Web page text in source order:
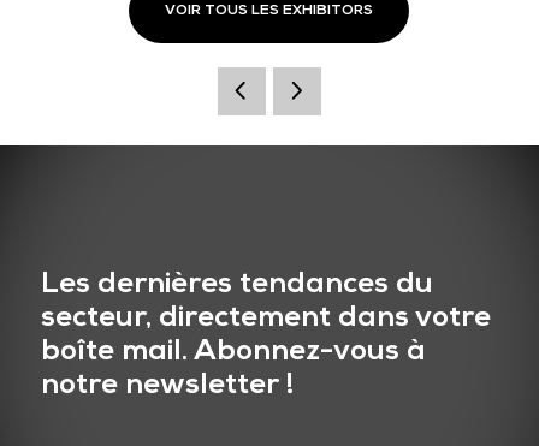
VOIR TOUS LES EXHIBITORS
Les dernières tendances du
secteur, directement dans votre
boîte mail. Abonnez-vous à
notre newsletter !